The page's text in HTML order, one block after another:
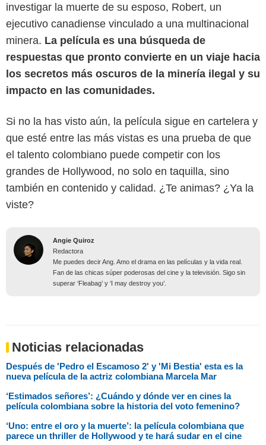
investigar la muerte de su esposo, Robert, un
ejecutivo canadiense vinculado a una multinacional
minera. La película es una búsqueda de
respuestas que pronto convierte en un viaje hacia
los secretos más oscuros de la minería ilegal y su
impacto en las comunidades.
Si no la has visto aún, la película sigue en cartelera y
que esté entre las más vistas es una prueba de que
el talento colombiano puede competir con los
grandes de Hollywood, no solo en taquilla, sino
también en contenido y calidad. ¿Te animas? ¿Ya la
viste?
Angie Quiroz
Redactora
Me puedes decir Ang. Amo el drama en las películas y la vida real.
Fan de las chicas súper poderosas del cine y la televisión. Sigo sin
superar ‘Fleabag’ y ‘I may destroy you’.
Noticias relacionadas
Después de 'Pedro el Escamoso 2' y 'Mi Bestia' esta es la
nueva película de la actriz colombiana Marcela Mar
‘Estimados señores’: ¿Cuándo y dónde ver en cines la
película colombiana sobre la historia del voto femenino?
‘Uno: entre el oro y la muerte’: la película colombiana que
parece un thriller de Hollywood y te hará sudar en el cine